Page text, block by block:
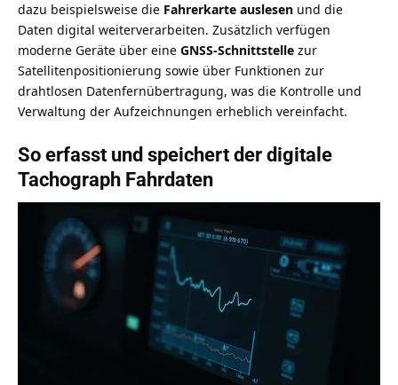
dazu beispielsweise die Fahrerkarte auslesen und die
Daten digital weiterverarbeiten. Zusätzlich verfügen
moderne Geräte über eine GNSS-Schnittstelle zur
Satellitenpositionierung sowie über Funktionen zur
drahtlosen Datenfernübertragung, was die Kontrolle und
Verwaltung der Aufzeichnungen erheblich vereinfacht.
So erfasst und speichert der digitale
Tachograph Fahrdaten